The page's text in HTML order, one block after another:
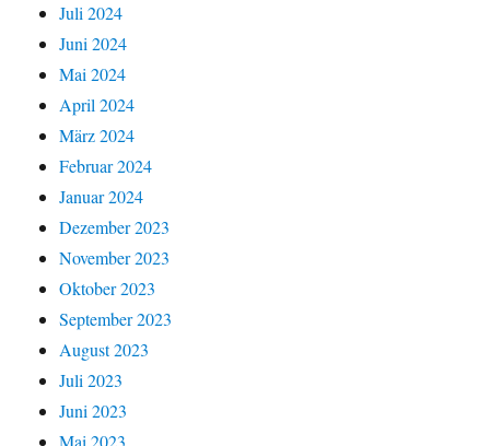
Juli 2024
Juni 2024
Mai 2024
April 2024
März 2024
Februar 2024
Januar 2024
Dezember 2023
November 2023
Oktober 2023
September 2023
August 2023
Juli 2023
Juni 2023
Mai 2023